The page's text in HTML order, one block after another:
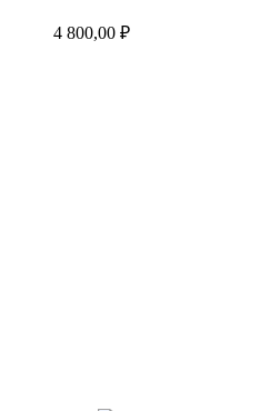
4 800,00 ₽